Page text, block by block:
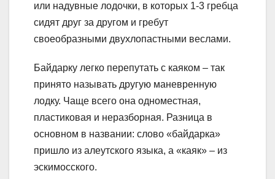
или надувные лодочки, в которых 1-3 гребца
сидят друг за другом и гребут
своеобразными двухлопастными веслами.
Байдарку легко перепутать с каяком – так
принято называть другую маневренную
лодку. Чаще всего она одноместная,
пластиковая и неразборная. Разница в
основном в названии: слово «байдарка»
пришло из алеутского языка, а «каяк» – из
эскимосского.